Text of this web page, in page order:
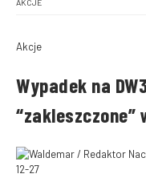
AKCJE
Akcje
Wypadek na
“zakleszczone”
12-27